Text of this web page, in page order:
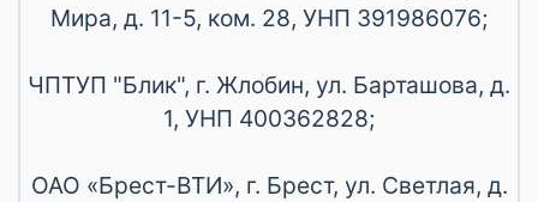
Мира, д. 11-5, ком. 28, УНП 391986076;
ЧПТУП "Блик", г. Жлобин, ул. Барташова, д.
1, УНП 400362828;
ОАО «Брест-ВТИ», г. Брест, ул. Светлая, д.